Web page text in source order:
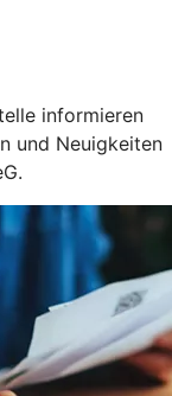
informieren
und Neuigkeiten